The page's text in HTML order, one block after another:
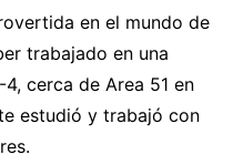
en el mundo de
trabajado en una
cerca de Area 51 en
estudió y trabajó con